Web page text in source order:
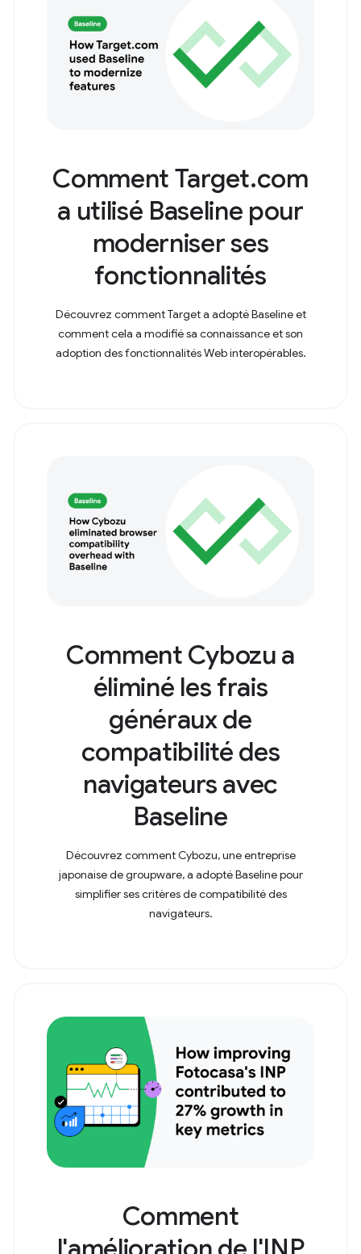
Comment Target.com
a utilisé Baseline pour
moderniser ses
fonctionnalités
Découvrez comment Target a adopté Baseline et
comment cela a modifié sa connaissance et son
adoption des fonctionnalités Web interopérables.
Comment Cybozu a
éliminé les frais
généraux de
compatibilité des
navigateurs avec
Baseline
Découvrez comment Cybozu, une entreprise
japonaise de groupware, a adopté Baseline pour
simplifier ses critères de compatibilité des
navigateurs.
Comment